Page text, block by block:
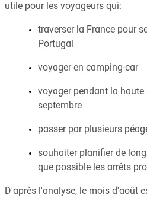
utile pour les voyageurs qui:
traverser la France pour
Portugal
voyager en camping-car
voyager pendant la haute
septembre
passer par plusieurs
souhaiter planifier de
que possible les arrêts
D'après l'analyse, le mois d'août